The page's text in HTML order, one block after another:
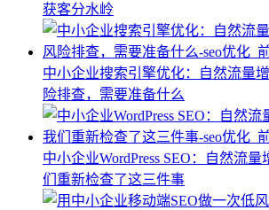
获客分水岭
中小企业搜索引擎优化：自然流量
险排查，需要准备什么
中小企业WordPress SEO：自然流
们重新检查了这三件事